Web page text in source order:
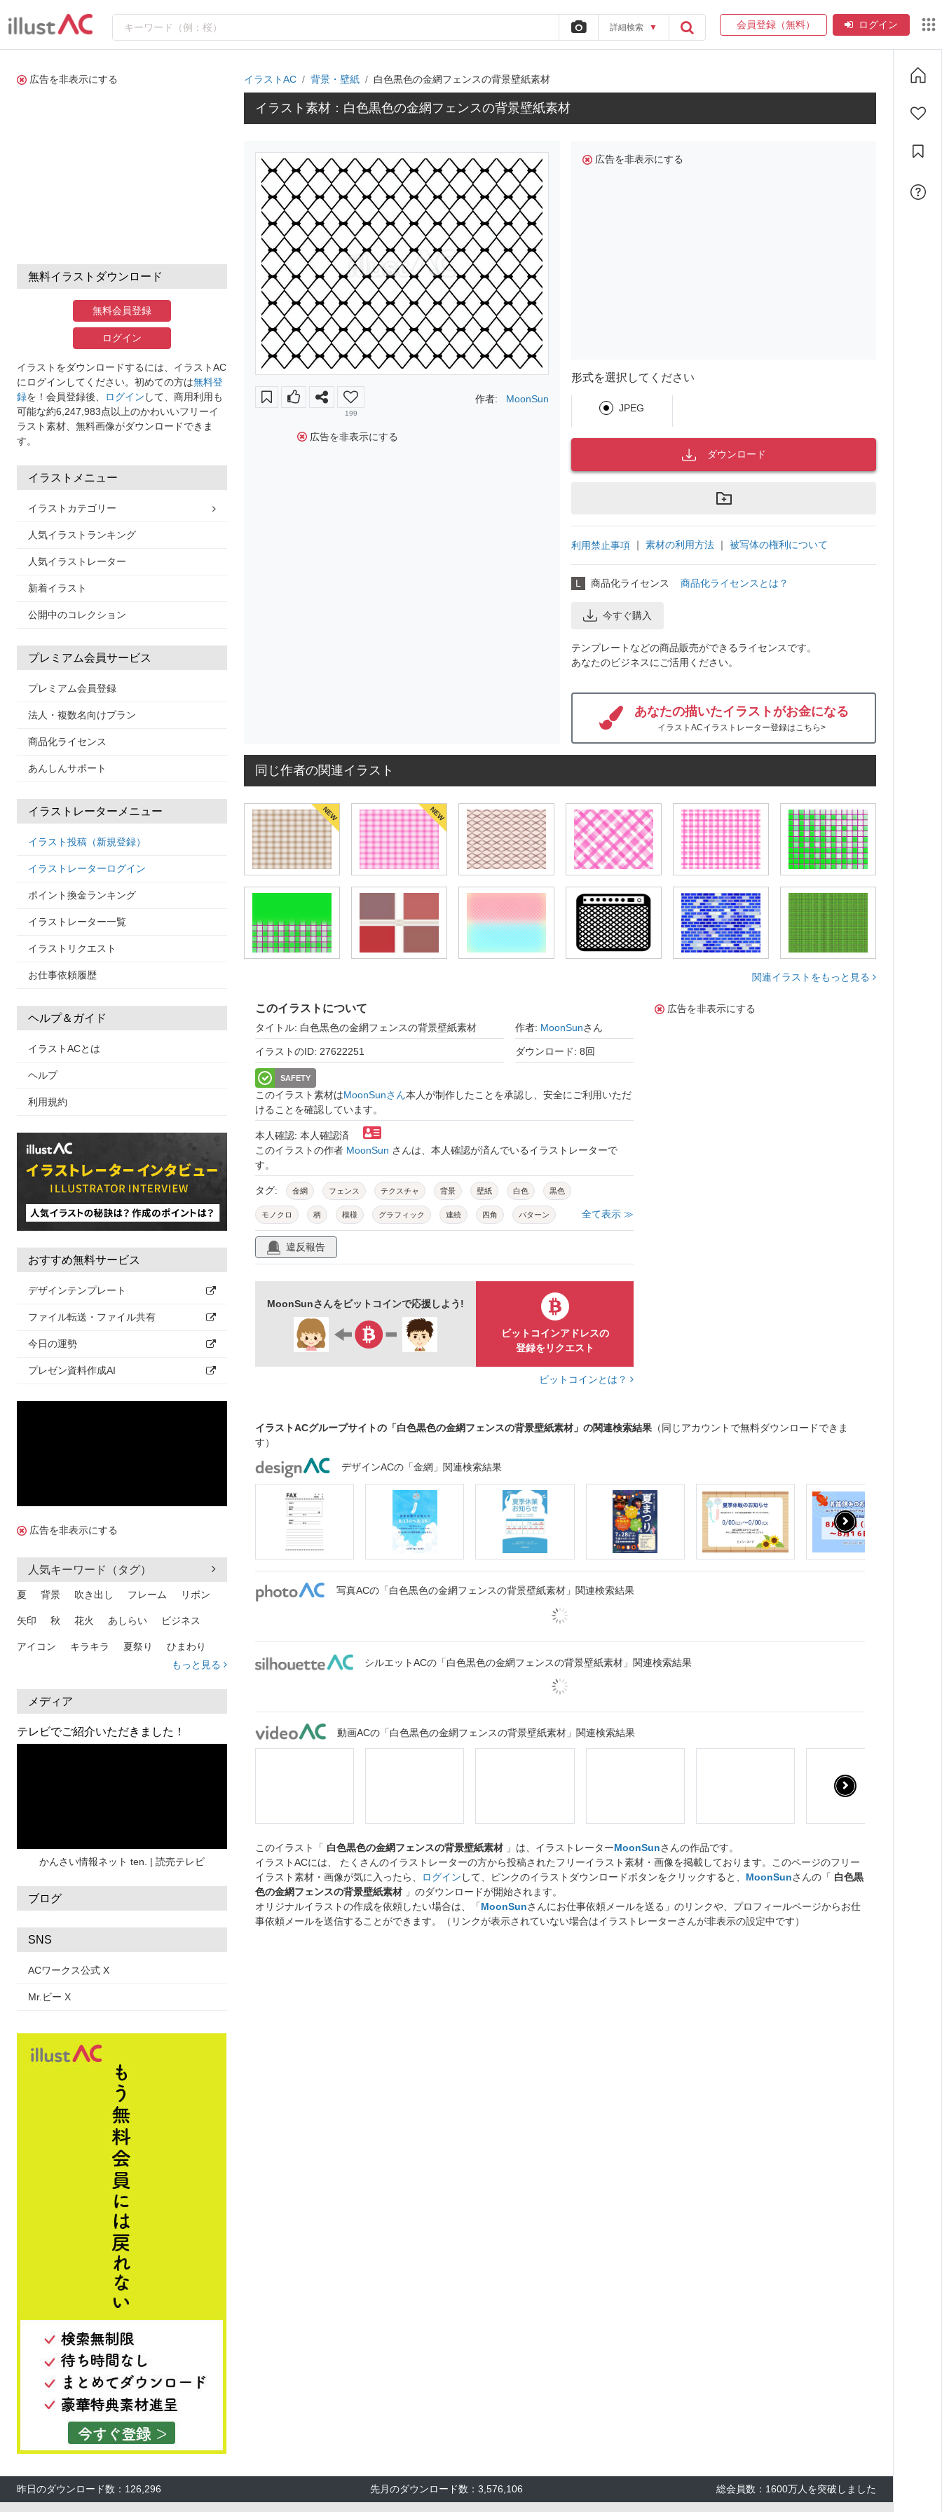
詳細検索 ▼ 会員登録（無料） ログイン
広告を非表示にする
無料イラストダウンロード
無料会員登録
ログイン
イラストをダウンロードするには、イラストAC
にログインしてください。初めての方は無料登
録を！会員登録後、 ログイン して、商用利用も
可能な約6,247,983点以上のかわいいフリーイ
ラスト素材、無料画像がダウンロードできま
す。
イラストメニュー
イラストカテゴリー
人気イラストランキング
人気イラストレーター
新着イラスト
公開中のコレクション
プレミアム会員サービス
プレミアム会員登録
法人・複数名向けプラン
商品化ライセンス
あんしんサポート
イラストレーターメニュー
イラスト投稿（新規登録）
イラストレーターログイン
ポイント換金ランキング
イラストレーター一覧
イラストリクエスト
お仕事依頼履歴
ヘルプ＆ガイド
イラストACとは
ヘルプ
利用規約
おすすめ無料サービス
デザインテンプレート
ファイル転送・ファイル共有
今日の運勢
プレゼン資料作成AI
広告を非表示にする
人気キーワード（タグ）
夏 背景 吹き出し フレーム リボン
矢印 秋 花火 あしらい ビジネス
アイコン キラキラ 夏祭り ひまわり
熱中症
人物 暑中見舞い
日本地図 海
もっと見る
メディア
テレビでご紹介いただきました！
かんさい情報ネット ten. | 読売テレビ
ブログ
SNS
ACワークス公式 X
Mr.ビー X
イラストAC 背景・壁紙 白色黒色の金網フェンスの背景壁紙素材
イラスト素材：白色黒色の金網フェンスの背景壁紙素材
199
作者: MoonSun
広告を非表示にする
広告を非表示にする
形式を選択してください
JPEG
ダウンロード
利用禁止事項 ｜ 素材の利用方法 ｜ 被写体の権利について
L 商品化ライセンス 商品化ライセンスとは？
今すぐ購入
テンプレートなどの商品販売ができるライセンスです。
あなたのビジネスにご活用ください。
あなたの描いたイラストがお金になる
イラストACイラストレーター登録はこちら>
同じ作者の関連イラスト
NEW NEW
関連イラストをもっと見る
このイラストについて
タイトル: 白色黒色の金網フェンスの背景壁紙素材 作者: MoonSunさん
イラストのID: 27622251 ダウンロード: 8回
SAFETY
このイラスト素材はMoonSunさん本人が制作したことを承認し、安全にご利用いただ
けることを確認しています。
本人確認: 本人確認済
このイラストの作者 MoonSun さんは、本人確認が済んでいるイラストレーターで
す。
タグ: 金網 フェンス テクスチャ 背景 壁紙 白色 黒色
モノクロ 柄 模様 グラフィック 連続 四角 パターン
シームレス シンプル
ポップ キュート あしらい 綺麗 飾り 装飾 モノトーン
抽象的 デコレーション モダン ファッション
エレガント 文様 シック 生地 アブストラクト
全て表示 ≫
違反報告
MoonSunさんをビットコインで応援しよう!
ビットコインアドレスの
登録をリクエスト
ビットコインとは？
広告を非表示にする
イラストACグループサイトの「白色黒色の金網フェンスの背景壁紙素材」の関連検索結果 （同じアカウントで無料ダウンロードできま
す）
デザインACの「金網」関連検索結果
写真ACの「白色黒色の金網フェンスの背景壁紙素材」関連検索結果
シルエットACの「白色黒色の金網フェンスの背景壁紙素材」関連検索結果
動画ACの「白色黒色の金網フェンスの背景壁紙素材」関連検索結果
このイラスト「 白色黒色の金網フェンスの背景壁紙素材 」は、イラストレーターMoonSunさんの作品です。
イラストACには、 たくさんのイラストレーターの方から投稿されたフリーイラスト素材・画像を掲載しております。このページのフリー
イラスト素材・画像が気に入ったら、
ログイン して、ピンクのイラストダウンロードボタンをクリックすると、 MoonSunさんの「 白色黒
色の金網フェンスの背景壁紙素材 」のダウンロードが開始されます。
オリジナルイラストの作成を依頼したい場合は、「MoonSunさんにお仕事依頼メールを送る」のリンクや、プロフィールページからお仕
事依頼メールを送信することができます。（リンクが表示されていない場合はイラストレーターさんが非表示の設定中です）
昨日のダウンロード数：126,296 先月のダウンロード数：3,576,106 総会員数：1600万人を突破しました